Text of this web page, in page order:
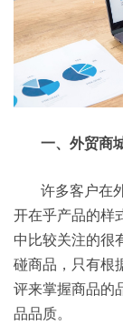
一、外贸商
许多客户在
开在乎产品的样
中比较关注的很
碰商品，只有根
评来掌握商品的
品品质。